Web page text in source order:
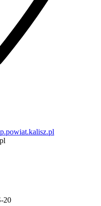
20